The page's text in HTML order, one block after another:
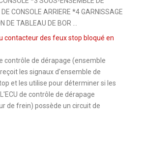
CONSOLE ARRIERE *4 GARNISSAGE
DE TABLEAU DE BOR ...
contacteur des feux stop bloqué en
contrôle de dérapage (ensemble
les signaux d'ensemble de
et les utilise pour déterminer si les
de contrôle de dérapage
de frein) possède un circuit de